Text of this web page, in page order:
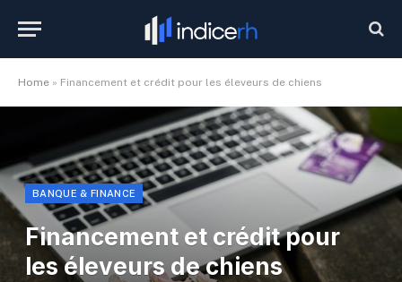
Home » Financement et crédit pour les éleveurs de chiens
BANQUE & FINANCE
Financement et crédit pour
les éleveurs de chiens